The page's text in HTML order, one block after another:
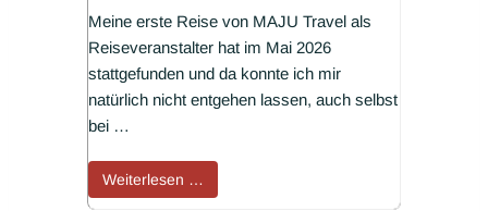
Meine erste Reise von MAJU Travel als
Reiseveranstalter hat im Mai 2026
stattgefunden und da konnte ich mir
natürlich nicht entgehen lassen, auch selbst
bei …
Weiterlesen …